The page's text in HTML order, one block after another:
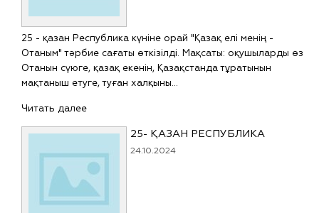
25 - қазан Республика күніне орай "Қазақ елі менің -
Отаным" тәрбие сағаты өткізілді. Мақсаты: оқушыларды өз
Отанын сүюге, қазақ екенін, Қазақстанда тұратынын
мақтаныш етуге, туған халқыны…
Читать далее
25- ҚАЗАН РЕСПУБЛИКА
24.10.2024